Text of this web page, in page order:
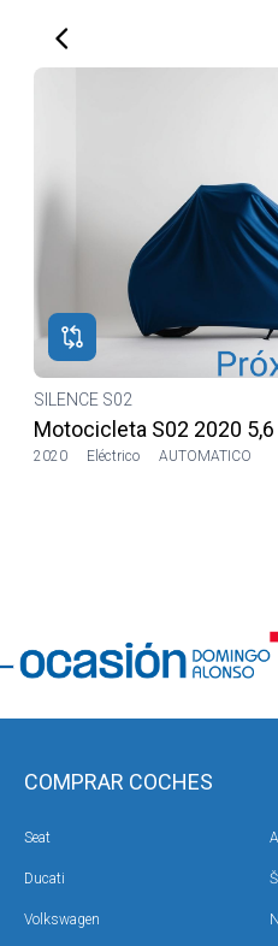
SILENCE S02
Motocicleta S02 2020
2020 Eléctrico AUTOMATICO
COMPRAR COCHES
Seat
Ducati
Volkswagen